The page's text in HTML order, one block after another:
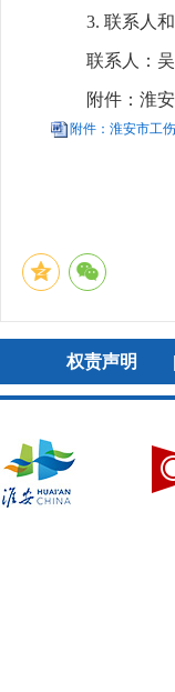
3. 联系人
联系人：
附件：淮
附件：淮安市工
权责声明